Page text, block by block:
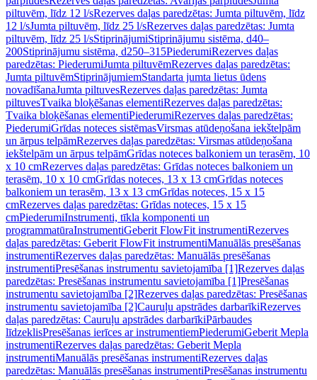
piltuvēm, līdz 12 l/sRezerves daļas paredzētas: Jumta piltuvēm, līdz
12 l/sJumta piltuvēm, līdz 25 l/sRezerves daļas paredzētas: Jumta
piltuvēm, līdz 25 l/sStiprinājumiStiprinājumu sistēma, d40–
200Stiprinājumu sistēma, d250–315PiederumiRezerves daļas
paredzētas: PiederumiJumta piltuvēmRezerves daļas paredzētas:
Jumta piltuvēmStiprinājumiemStandarta jumta lietus ūdens
novadīšanaJumta piltuvesRezerves daļas paredzētas: Jumta
piltuvesTvaika bloķēšanas elementiRezerves daļas paredzētas:
Tvaika bloķēšanas elementiPiederumiRezerves daļas paredzētas:
PiederumiGrīdas noteces sistēmasVirsmas atūdeņošana iekštelpām
un ārpus telpāmRezerves daļas paredzētas: Virsmas atūdeņošana
iekštelpām un ārpus telpāmGrīdas noteces balkoniem un terasēm, 10
x 10 cmRezerves daļas paredzētas: Grīdas noteces balkoniem un
terasēm, 10 x 10 cmGrīdas noteces, 13 x 13 cmGrīdas noteces
balkoniem un terasēm, 13 x 13 cmGrīdas noteces, 15 x 15
cmRezerves daļas paredzētas: Grīdas noteces, 15 x 15
cmPiederumiInstrumenti, tīkla komponenti un
programmatūraInstrumentiGeberit FlowFit instrumentiRezerves
daļas paredzētas: Geberit FlowFit instrumentiManuālās presēšanas
instrumentiRezerves daļas paredzētas: Manuālās presēšanas
instrumentiPresēšanas instrumentu savietojamība [1]Rezerves daļas
paredzētas: Presēšanas instrumentu savietojamība [1]Presēšanas
instrumentu savietojamība [2]Rezerves daļas paredzētas: Presēšanas
instrumentu savietojamība [2]Cauruļu apstrādes darbarīkiRezerves
daļas paredzētas: Cauruļu apstrādes darbarīkiPārbaudes
līdzeklisPresēšanas ierīces ar instrumentiemPiederumiGeberit Mepla
instrumentiRezerves daļas paredzētas: Geberit Mepla
instrumentiManuālās presēšanas instrumentiRezerves daļas
paredzētas: Manuālās presēšanas instrumentiPresēšanas instrumentu